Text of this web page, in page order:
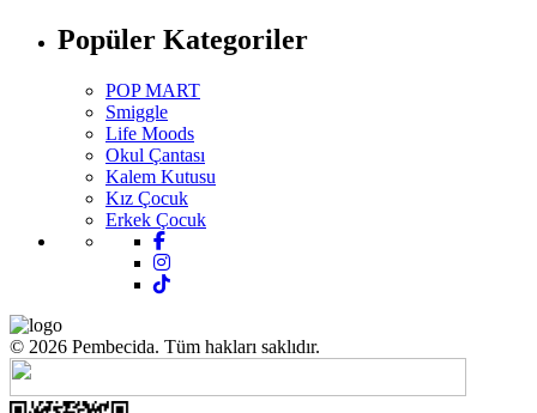
Popüler Kategoriler
POP MART
Smiggle
Life Moods
Okul Çantası
Kalem Kutusu
Kız Çocuk
Erkek Çocuk
© 2026 Pembecida. Tüm hakları saklıdır.